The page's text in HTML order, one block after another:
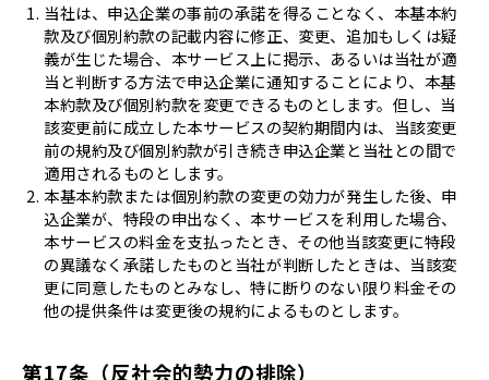
当社は、申込企業の事前の承諾を得ることなく、本基本約
款及び個別約款の記載内容に修正、変更、追加もしくは疑
義が生じた場合、本サービス上に掲示、あるいは当社が適
当と判断する方法で申込企業に通知することにより、本基
本約款及び個別約款を変更できるものとします。但し、当
該変更前に成立した本サービスの契約期間内は、当該変更
前の規約及び個別約款が引き続き申込企業と当社との間で
適用されるものとします。
本基本約款または個別約款の変更の効力が発生した後、申
込企業が、特段の申出なく、本サービスを利用した場合、
本サービスの料金を支払ったとき、その他当該変更に特段
の異議なく承諾したものと当社が判断したときは、当該変
更に同意したものとみなし、特に断りのない限り料金その
他の提供条件は変更後の規約によるものとします。
第17条（反社会的勢力の排除）